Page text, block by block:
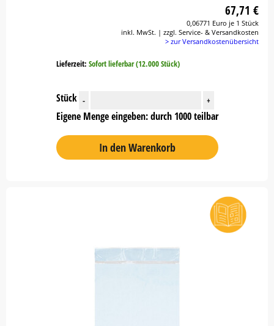
67,71 €
0,06771 Euro je 1 Stück
inkl. MwSt. | zzgl. Service- & Versandkosten
> zur Versandkostenübersicht
Lieferzeit: Sofort lieferbar (12.000 Stück)
Stück - +
Eigene Menge eingeben: durch 1000 teilbar
In den Warenkorb